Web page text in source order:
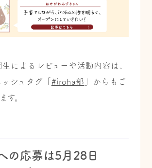
によるレビューや活動内容は、
シュタグ「 #iroha部 」からもご
す。
の応募は5月28日